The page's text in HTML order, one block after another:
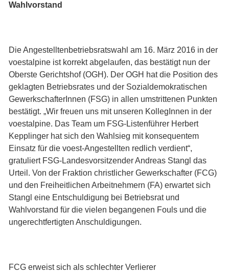
Wahlvorstand
Die Angestelltenbetriebsratswahl am 16. März 2016 in der
voestalpine ist korrekt abgelaufen, das bestätigt nun der
Oberste Gerichtshof (OGH). Der OGH hat die Position des
geklagten Betriebsrates und der Sozialdemokratischen
GewerkschafterInnen (FSG) in allen umstrittenen Punkten
bestätigt. „Wir freuen uns mit unseren KollegInnen in der
voestalpine. Das Team um FSG-Listenführer Herbert
Kepplinger hat sich den Wahlsieg mit konsequentem
Einsatz für die voest-Angestellten redlich verdient“,
gratuliert FSG-Landesvorsitzender Andreas Stangl das
Urteil. Von der Fraktion christlicher Gewerkschafter (FCG)
und den Freiheitlichen Arbeitnehmern (FA) erwartet sich
Stangl eine Entschuldigung bei Betriebsrat und
Wahlvorstand für die vielen begangenen Fouls und die
ungerechtfertigten Anschuldigungen.
FCG erweist sich als schlechter Verlierer